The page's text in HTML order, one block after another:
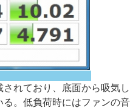
れており、底面から吸気し
。低負荷時にはファンの音